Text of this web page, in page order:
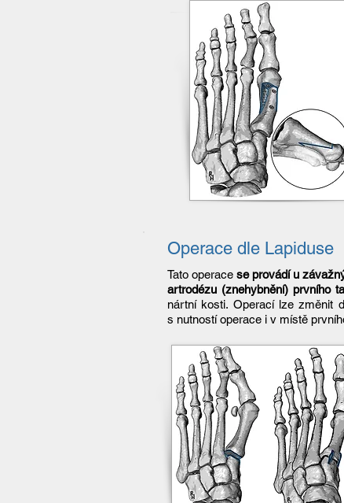
Operace dle Lapiduse
Tato operace se provádí u
artrodézu (znehybnění) prvního
nártní kosti. Operací lze změnit
s nutností operace i v místě